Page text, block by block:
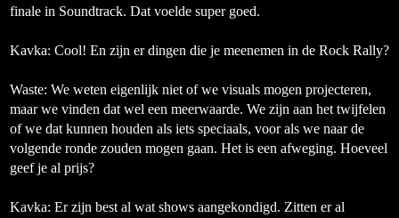
finale in Soundtrack. Dat voelde super goed.
Kavka: Cool! En zijn er dingen die je meenemen in de Rock Rally?
Waste: We weten eigenlijk niet of we visuals mogen projecteren,
maar we vinden dat wel een meerwaarde. We zijn aan het twijfelen
of we dat kunnen houden als iets speciaals, voor als we naar de
volgende ronde zouden mogen gaan. Het is een afweging. Hoeveel
geef je al prijs?
Kavka: Er zijn best al wat shows aangekondigd. Zitten er al